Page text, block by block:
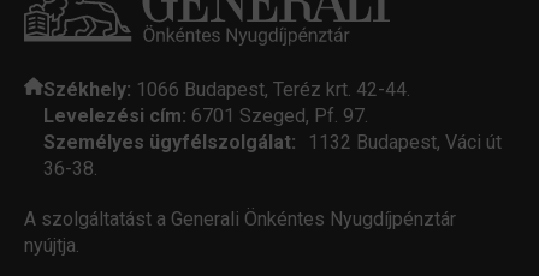
Székhely: 1066 Budapest, Teréz krt. 42-44.
Levelezési cím: 6701 Szeged, Pf. 97.
Személyes ügyfélszolgálat: 1132 Budapest, Váci út
36-38.
A szolgáltatást a Generali Önkéntes Nyugdíjpénztár
nyújtja.